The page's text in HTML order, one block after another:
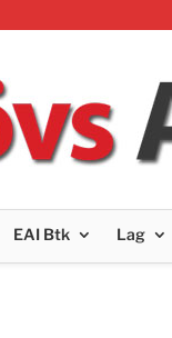
EAI Btk Lag